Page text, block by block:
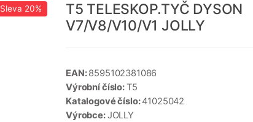
Sleva 20%
T5 TELESKOP.TYČ DYSON
V7/V8/V10/V1 JOLLY
EAN:8595102381086
Výrobní číslo:T5
Katalogové číslo:41025042
Výrobce:JOLLY